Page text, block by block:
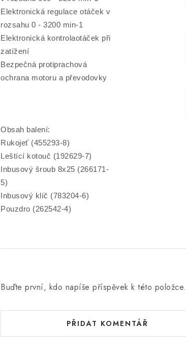
Elektronická regulace otáček v
rozsahu 0 - 3200 min-1
Elektronická kontrolaotáček při
zatížení
Bezpečná protiprachová
ochrana motoru a převodovky
Obsah balení:
Rukojeť (455293-8)
Leštící kotouč (192629-7)
Inbusový šroub 8x25 (266171-
5)
Inbusový klíč (783204-6)
Pouzdro (262542-4)
Buďte první, kdo napíše příspěvek k této položce.
PŘIDAT KOMENTÁŘ